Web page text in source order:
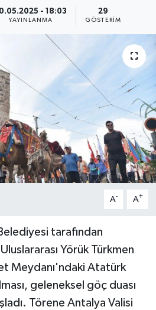
- 18:03
YAYINLANMA
29
GÖSTERIM
A- A+
tarafından
Yörük Türkmen
Meydanı'ndaki Atatürk
geleneksel göç duası
Törene Antalya Valisi